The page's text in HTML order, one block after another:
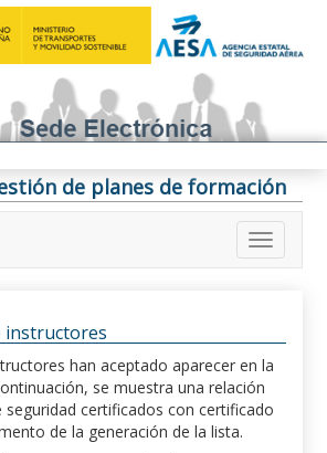
de planes de formación
instructores
han aceptado aparecer en la
se muestra una relación
seguridad certificados con certificado
de la generación de la lista.